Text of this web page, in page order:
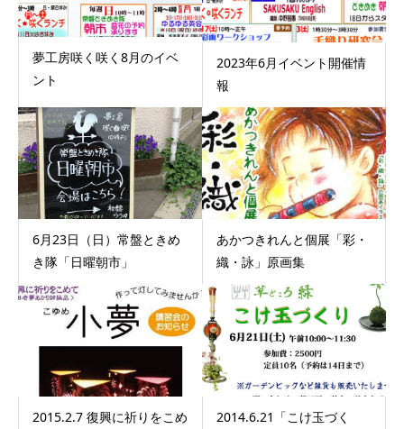
夢工房咲く咲く8月のイベ
ント
2023年6月イベント開催情
報
6月23日（日）常盤ときめ
き隊「日曜朝市」
あかつきれんと個展「彩・
織・詠」原画集
2015.2.7 復興に祈りをこめ
2014.6.21「こけ玉づく